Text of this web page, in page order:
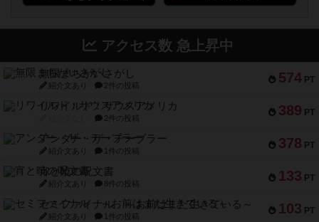
アクセス数 急上昇中
574 PT
無限まちがいさがし
紹介文あり 2件の投稿
389 PT
リワイルド：サウスアメリカ
2件の投稿
378 PT
アンダー・ザ・テーブラー
紹介文あり 1件の投稿
133 PT
宵と暁の呪文書
紹介文あり 8件の投稿
103 PT
セミファイナル ～お前はまだ生きている～
紹介文あり 1件の投稿